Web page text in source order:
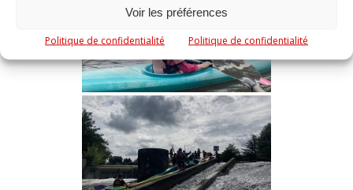
Voir les préférences
Politique de confidentialité Politique de confidentialité